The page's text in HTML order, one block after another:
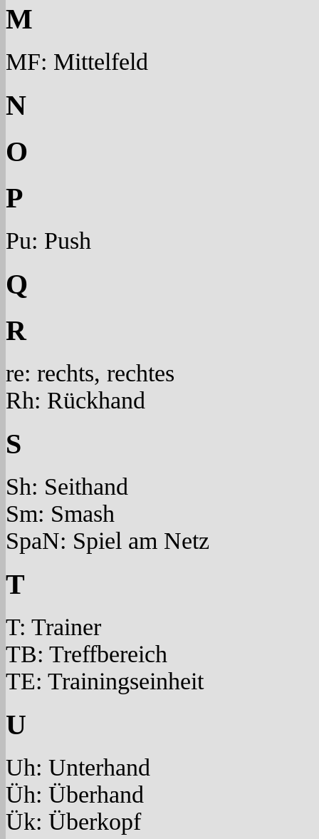
M
MF: Mittelfeld
N
O
P
Pu: Push
Q
R
re: rechts, rechtes
Rh: Rückhand
S
Sh: Seithand
Sm: Smash
SpaN: Spiel am Netz
T
T: Trainer
TB: Treffbereich
TE: Trainingseinheit
U
Uh: Unterhand
Üh: Überhand
Ük: Überkopf